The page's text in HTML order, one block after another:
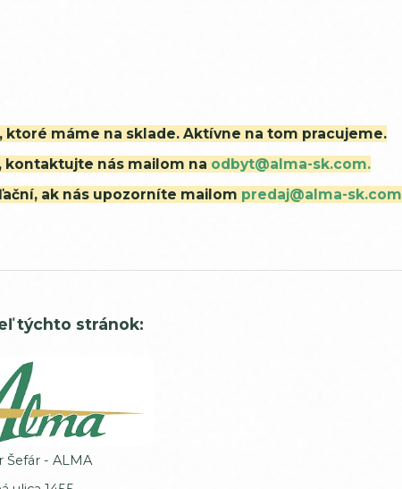
máme na sklade. Aktívne na tom pracujeme.
nás mailom na odbyt@alma-sk.com.
ak nás upozorníte mailom predaj@alma-sk.com
týchto stránok:
- ALMA